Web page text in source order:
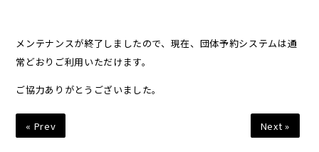
メンテナンスが終了しましたので、現在、団体予約システムは通
常どおりご利用いただけます。
ご協力ありがとうございました。
« Prev Next »